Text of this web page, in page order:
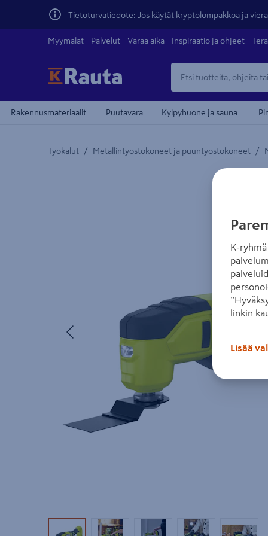
Tietoturvatiedote: Jos käytät kryptolompakkoa ja
Myymälät Palvelut Varaa aika Inspiraatio ja ohjeet
Rakennusmateriaalit Puutavara Kylpyhuone ja sauna
Työkalut / Metallintyöstökoneet ja puuntyöstökoneet /
Yksityiskohtainen kuvaus löytyy Tuotteen kuvaus -
K-
linkin
Lisää